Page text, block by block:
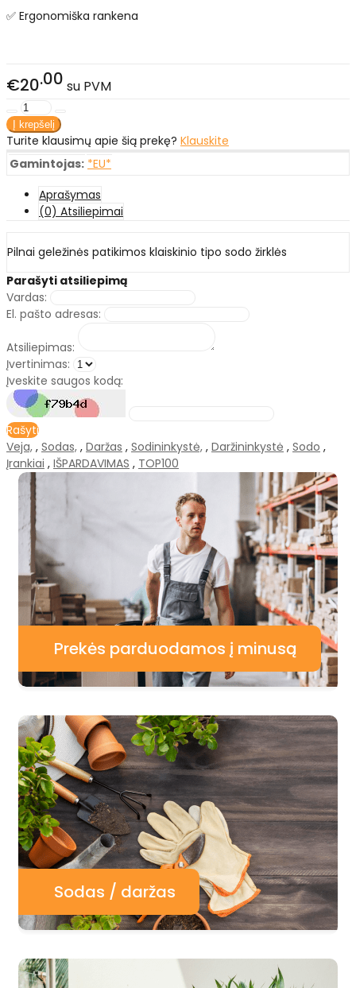
✅ Ergonomiška rankena
€20 00 su PVM
Turite klausimų apie šią prekę? Klauskite
Gamintojas: *EU*
Aprašymas
(0) Atsiliepimai
Pilnai geležinės patikimos klaiskinio tipo sodo žirklės
Parašyti atsiliepimą
Vardas:
El. pašto adresas:
Atsiliepimas:
Įvertinimas:
Įveskite saugos kodą:
Rašyti
Veja, , Sodas, , Daržas , Sodininkystė, , Daržininkystė , Sodo ,
Įrankiai , IŠPARDAVIMAS , TOP100
Prekės parduodamos į minusą
Sodas / daržas